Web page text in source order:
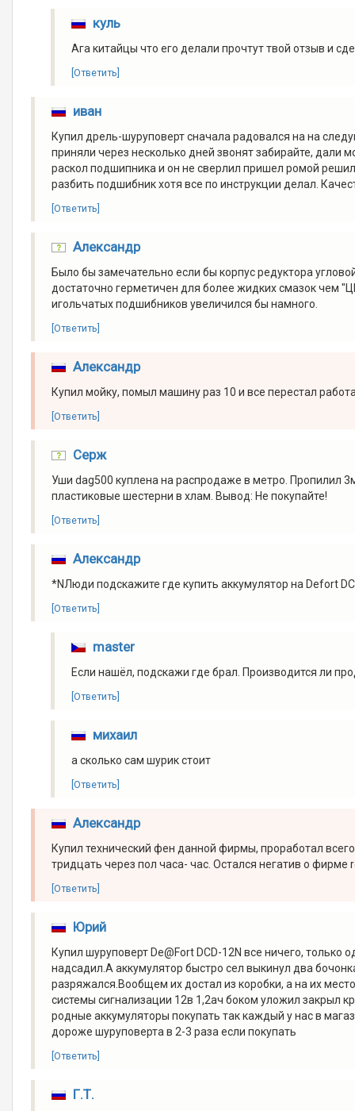
куль
Ага китайцы что его делали прочтут твой отзыв и
[Ответить]
иван
Купил дрель-шуруповерт сначала радовался на на
приняли через несколько дней звонят забирайте, дали
раскол подшипника и он не сверлил пришел ромой
разбить подшибник хотя все по инструкции делал.
[Ответить]
Александр
Было бы замечательно если бы корпус редуктора
достаточно герметичен для более жидких смазок чем
игольчатых подшибников увеличился бы намного.
[Ответить]
Александр
Купил мойку, помыл машину раз 10 и все перестал
[Ответить]
Серж
Уши dag500 куплена на распродаже в метро. Пропилил
пластиковые шестерни в хлам. Вывод: Не покупайте!
[Ответить]
Александр
*NЛюди подскажите где купить аккумулятор на Defort
[Ответить]
master
Если нашёл, подскажи где брал. Производится ли
[Ответить]
михаил
а сколько сам шурик стоит
[Ответить]
Александр
Купил технический фен данной фирмы, проработал
тридцать через пол часа- час. Остался негатив о фирме
[Ответить]
Юрий
Купил шуруповерт De@Fort DCD-12N все ничего,
надсадил.А аккумулятор быстро сел выкинул два
разряжался.Вообщем их достал из коробки, а на их
системы сигнализации 12в 1,2ач боком уложил закрыл
родные аккумуляторы покупать так каждый у нас в
дороже шуруповерта в 2-3 раза если покупать
[Ответить]
Г.Т.